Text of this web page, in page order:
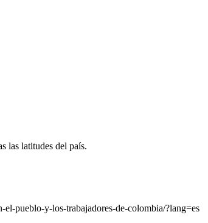
las latitudes del país.
pueblo-y-los-trabajadores-de-colombia/?lang=es